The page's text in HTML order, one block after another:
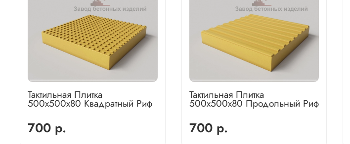
Тактильная Плитка
500х500х80 Квадратный Риф
700 р.
Тактильная Плитка
500х500х80 Продольный Риф
700 р.